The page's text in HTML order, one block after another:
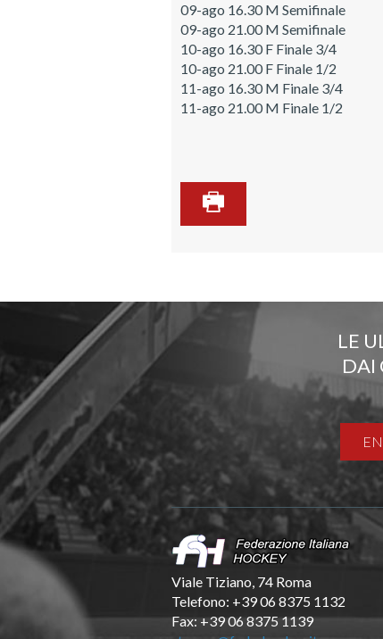
09-ago 16.30 M Semifinale
09-ago 21.00 M Semifinale
10-ago 16.30 F Finale 3/4
10-ago 21.00 F Finale 1/2
11-ago 16.30 M Finale 3/4
11-ago 21.00 M Finale 1/2
LE
DAI
Viale Tiziano, 74 Roma
Telefono: +39 06 8375 1132
Fax: +39 06 8375 1139